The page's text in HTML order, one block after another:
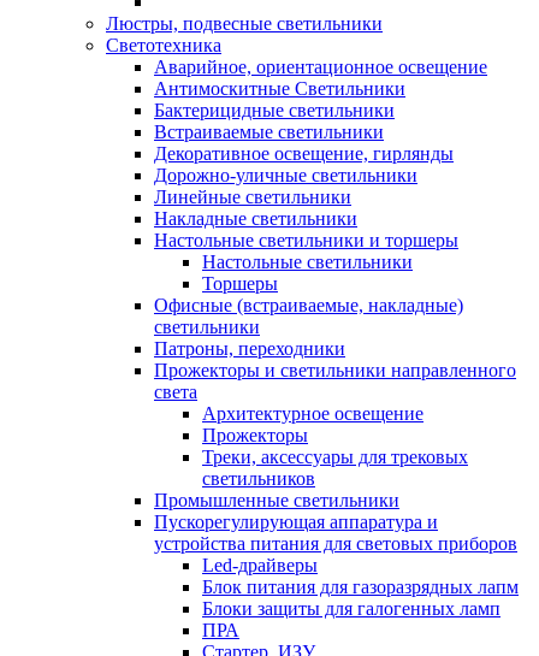
Люстры, подвесные светильники
Светотехника
Аварийное, ориентационное освещение
Антимоскитные Светильники
Бактерицидные светильники
Встраиваемые светильники
Декоративное освещение, гирлянды
Дорожно-уличные светильники
Линейные светильники
Накладные светильники
Настольные светильники и торшеры
Настольные светильники
Торшеры
Офисные (встраиваемые, накладные)
светильники
Патроны, переходники
Прожекторы и светильники направленного
света
Архитектурное освещение
Прожекторы
Треки, аксессуары для трековых
светильников
Промышленные светильники
Пускорегулирующая аппаратура и
устройства питания для световых приборов
Led-драйверы
Блок питания для газоразрядных лапм
Блоки защиты для галогенных ламп
ПРА
Стартер, ИЗУ